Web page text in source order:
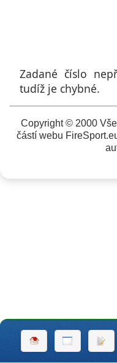
Zadané číslo
tudíž je chybné.
Copyright © 2000
částí webu